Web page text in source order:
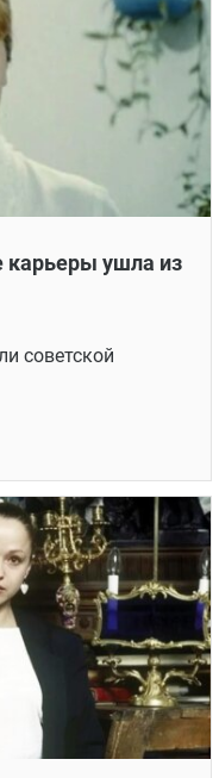
карьеры ушла из
советской